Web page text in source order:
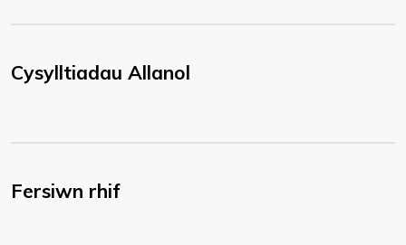
Cysylltiadau Allanol
Fersiwn rhif